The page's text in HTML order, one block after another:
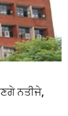
ਨਤੀਜੇ,